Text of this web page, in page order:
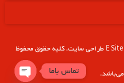
حق انحصاری © 2026 E Site Design طراحی سایت. کلیه حقوق محفوظ
می‌باشد. تماس باما